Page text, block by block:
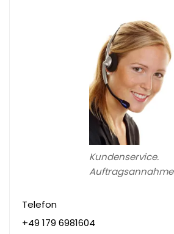
Kundenservice.
Auftragsannahme
Telefon
+49 179 6981604